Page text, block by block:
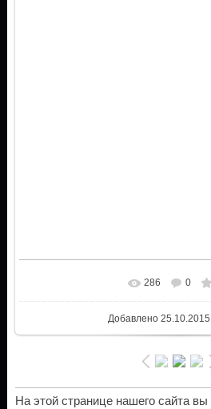
286 0
Добавлено25.10.2015
На этой странице нашего сайта